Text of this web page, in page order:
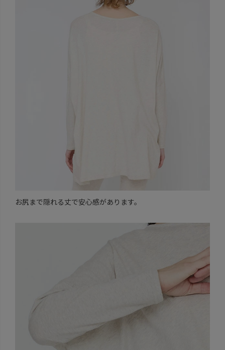
お尻まで隠れる丈で安心感があります。